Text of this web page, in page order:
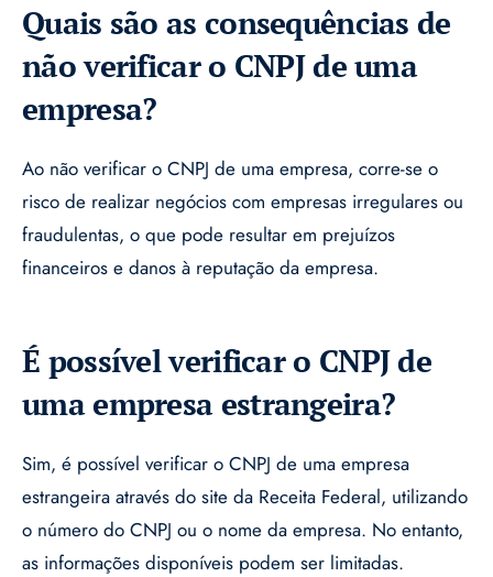
Quais são as consequências de
não verificar o CNPJ de uma
empresa?
Ao não verificar o CNPJ de uma empresa, corre-se o
risco de realizar negócios com empresas irregulares ou
fraudulentas, o que pode resultar em prejuízos
financeiros e danos à reputação da empresa.
É possível verificar o CNPJ de
uma empresa estrangeira?
Sim, é possível verificar o CNPJ de uma empresa
estrangeira através do site da Receita Federal, utilizando
o número do CNPJ ou o nome da empresa. No entanto,
as informações disponíveis podem ser limitadas.